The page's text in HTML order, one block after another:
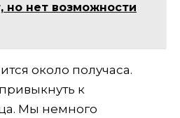
но нет возможности
около получаса.
к
Мы немного